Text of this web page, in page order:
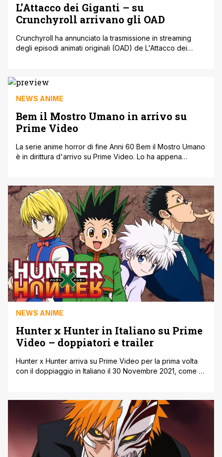
L’Attacco dei Giganti – su
Crunchyroll arrivano gli OAD
Crunchyroll ha annunciato la trasmissione in streaming
degli episodi animati originali (OAD) de L'Attacco dei
Isayama. Sono otto in tutto: Nei primi tre episodi vedremo
Hange mentre tenta di catturare il suo primo Gigante vivo
[']
NEWS ANIME
Bem il Mostro Umano in arrivo su
Prime Video
La serie anime horror di fine Anni 60 Bem il Mostro Umano
è in dirittura d'arrivo su Prime Video. Lo ha appena
2021; qui le altre novità del mese. Dynit ha recentemente
pubblicato l'edizione in alta definizione di Bem il [']
NEWS ANIME
Hunter x Hunter in Italiano su Prime
Video – doppiatori e trailer
Hunter x Hunter arriva su Prime Video per la prima volta
con il doppiaggio in Italiano il 30 Novembre 2021, come vi
i dettagli dell'edizione italiana, doppiatori in primis. Ecco il
trailer: Mostri, animali rari, tesori e meraviglie. [']